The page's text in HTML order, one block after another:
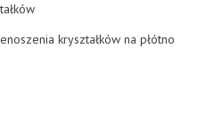
kryształków na płótno